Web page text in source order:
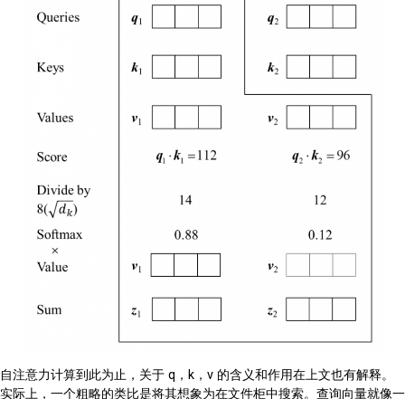
自注意力计算到此为止，关于 q，k，v 的含义和作用在上文也有解释。
实际上，一个粗略的类比是将其想象为在文件柜中搜索。查询向量就像一